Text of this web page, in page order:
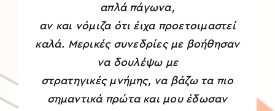
απλά πάγωνα,
αν και νόμιζα ότι έιχα προετοιμαστεί
καλά. Μερικές συνεδρίες με βοήθησαν
να δουλέψω με
στρατηγικές μνήμης, να βάζω τα πιο
σημαντικά πρώτα και μου έδωσαν